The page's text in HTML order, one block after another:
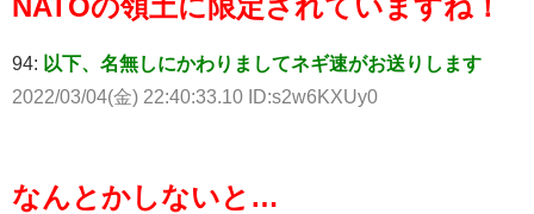
NATOの領土に限定されていますね！
94: 以下、名無しにかわりましてネギ速がお送りします
2022/03/04(金) 22:40:33.10 ID:s2w6KXUy0
なんとかしないと…